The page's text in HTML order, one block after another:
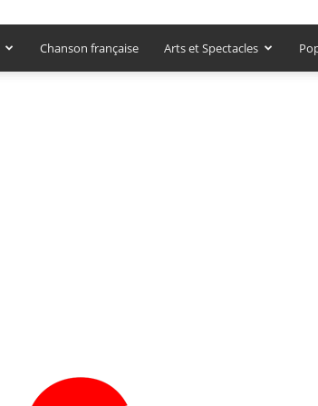
Chanson française Arts et Spectacles